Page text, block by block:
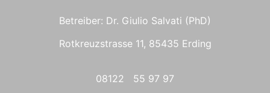
Betreiber: Dr. Giulio Salvati (PhD)
Rotkreuzstrasse 11, 85435 Erding
08122 55 97 97